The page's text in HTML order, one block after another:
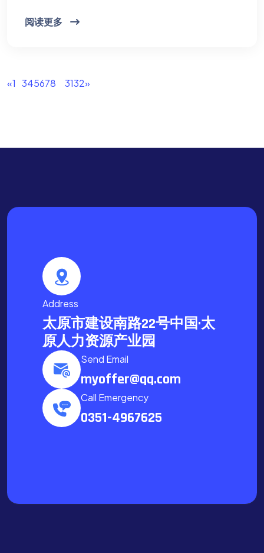
阅读更多
«1 345678 3132»
Address
太原市建设南路22号中国·太
原人力资源产业园
Send Email
myoffer@qq.com
Call Emergency
0351-4967625